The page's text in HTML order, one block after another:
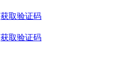
获取验证码
获取验证码